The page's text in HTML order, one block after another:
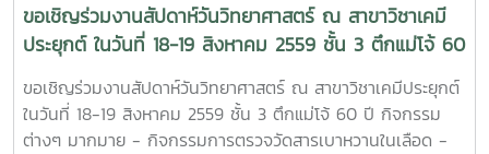
ขอเชิญร่วมงานสัปดาห์วันวิทยาศาสตร์ ณ สาขาวิชาเคมี
ประยุกต์ ในวันที่ 18-19 สิงหาคม 2559 ชั้น 3 ตึกแม่โจ้ 60
ขอเชิญร่วมงานสัปดาห์วันวิทยาศาสตร์ ณ สาขาวิชาเคมีประยุกต์
ในวันที่ 18-19 สิงหาคม 2559 ชั้น 3 ตึกแม่โจ้ 60 ปี กิจกรรม
ต่างๆ มากมาย - กิจกรรมการตรวจวัดสารเบาหวานในเลือด -